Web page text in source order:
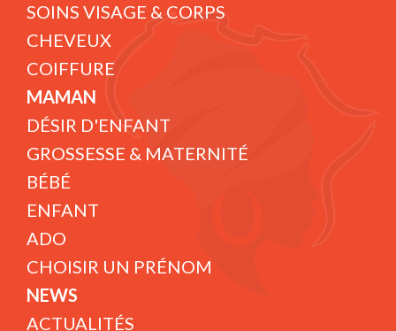
SOINS VISAGE & CORPS
CHEVEUX
COIFFURE
MAMAN
DÉSIR D'ENFANT
GROSSESSE & MATERNITÉ
BÉBÉ
ENFANT
ADO
CHOISIR UN PRÉNOM
NEWS
ACTUALITÉS